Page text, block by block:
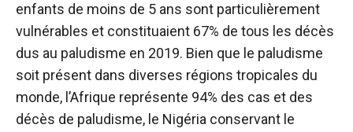
enfants de moins de 5 ans sont particulièrement
vulnérables et constituaient 67% de tous les décès
dus au paludisme en 2019. Bien que le paludisme
soit présent dans diverses régions tropicales du
monde, l’Afrique représente 94% des cas et des
décès de paludisme, le Nigéria conservant le